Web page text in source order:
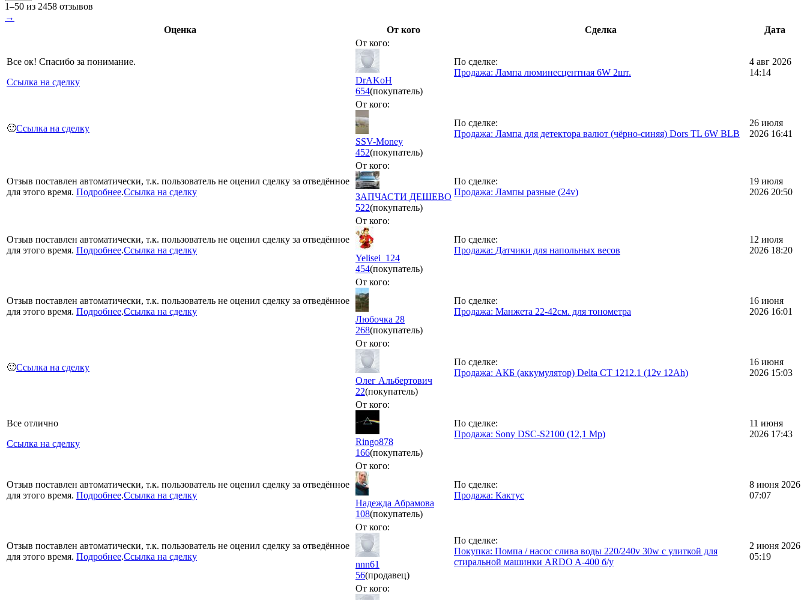
1–50 из 2458 отзывов
→
Оценка
От кого Сделка Дата
Все ок! Спасибо за понимание.
Ссылка на сделку
От кого:
DrAKoH
654(покупатель)
По сделке:
Продажа: Лампа люминесцентная 6W 2шт.
4 авг 2026
14:14
🙂Ссылка на сделку
От кого:
SSV-Money
452(покупатель)
По сделке:
Продажа: Лампа для детектора валют (чёрно-синяя) Dors TL 6W BLB
26 июля
2026 16:41
Отзыв поставлен автоматически, т.к. пользователь не оценил сделку за отведённое
для этого время. Подробнее.Ссылка на сделку
От кого:
ЗАПЧАСТИ ДЕШЕВО
522(покупатель)
По сделке:
Продажа: Лампы разные (24v)
19 июля
2026 20:50
Отзыв поставлен автоматически, т.к. пользователь не оценил сделку за отведённое
для этого время. Подробнее.Ссылка на сделку
От кого:
Yelisei_124
454(покупатель)
По сделке:
Продажа: Датчики для напольных весов
12 июля
2026 18:20
Отзыв поставлен автоматически, т.к. пользователь не оценил сделку за отведённое
для этого время. Подробнее.Ссылка на сделку
От кого:
Любочка 28
268(покупатель)
По сделке:
Продажа: Манжета 22-42см. для тонометра
16 июня
2026 16:01
🙂Ссылка на сделку
От кого:
Олег Альбертович
22(покупатель)
По сделке:
Продажа: АКБ (аккумулятор) Delta CT 1212.1 (12v 12Ah)
16 июня
2026 15:03
Все отлично
Ссылка на сделку
От кого:
Ringo878
166(покупатель)
По сделке:
Продажа: Sony DSC-S2100 (12,1 Mp)
11 июня
2026 17:43
Отзыв поставлен автоматически, т.к. пользователь не оценил сделку за отведённое
для этого время. Подробнее.Ссылка на сделку
От кого:
Надежда Абрамова
108(покупатель)
По сделке:
Продажа: Кактус
8 июня 2026
07:07
Отзыв поставлен автоматически, т.к. пользователь не оценил сделку за отведённое
для этого время. Подробнее.Ссылка на сделку
От кого:
nnn61
56(продавец)
По сделке:
Покупка: Помпа / насос слива воды 220/240v 30w с улиткой для
стиральной машинки ARDO A-400 б/у
2 июня 2026
05:19
От кого: